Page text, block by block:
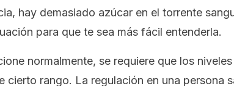
hay demasiado azúcar en el torrente
para que te sea más fácil entenderla.
normalmente, se requiere que los
cierto rango. La regulación en una persona